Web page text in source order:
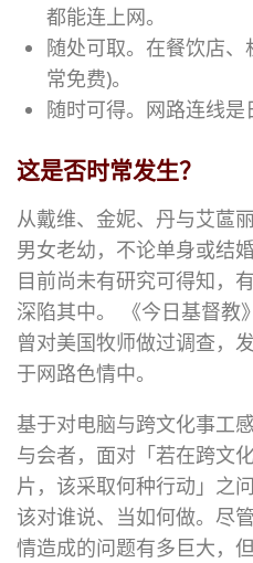
都能连上网。
随处可取。在餐饮店
常免费)。
随时可得。网路连线是
这是否时常发生？
从戴维、金妮、丹与艾蓲
男女老幼，不论单身或结
目前尚未有研究可得知，
深陷其中。 《今日基督教
曾对美国牧师做过调查，
于网路色情中。
基于对电脑与跨文化事工
与会者，面对「若在跨文
片，该采取何种行动」之
该对谁说、当如何做。尽
情造成的问题有多巨大，